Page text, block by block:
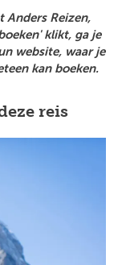
Anders Reizen,
klikt, ga je
website, waar je
kan boeken.
reis